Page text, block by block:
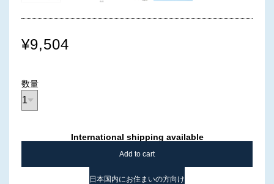
¥9,504
数量
International shipping available
Add to cart
日本国内にお住まいの方向け